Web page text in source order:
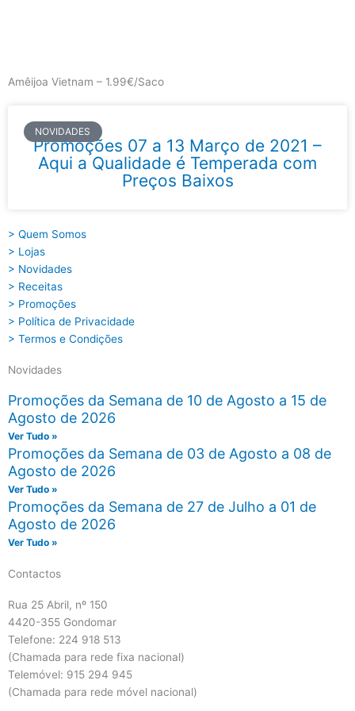
Amêijoa Vietnam – 1.99€/Saco
NOVIDADES
Promoções 07 a 13 Março de 2021 –
Aqui a Qualidade é Temperada com
Preços Baixos
> Quem Somos
> Lojas
> Novidades
> Receitas
> Promoções
> Política de Privacidade
> Termos e Condições
Novidades
Promoções da Semana de 10 de Agosto a 15 de
Agosto de 2026
Ver Tudo »
Promoções da Semana de 03 de Agosto a 08 de
Agosto de 2026
Ver Tudo »
Promoções da Semana de 27 de Julho a 01 de
Agosto de 2026
Ver Tudo »
Contactos
Rua 25 Abril, nº 150
4420-355 Gondomar
Telefone: 224 918 513
(Chamada para rede fixa nacional)
Telemóvel: 915 294 945
(Chamada para rede móvel nacional)